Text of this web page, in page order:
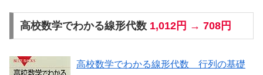
高校数学でわかる線形代数 1,012円 → 708円
高校数学でわかる線形代数 行列の基礎